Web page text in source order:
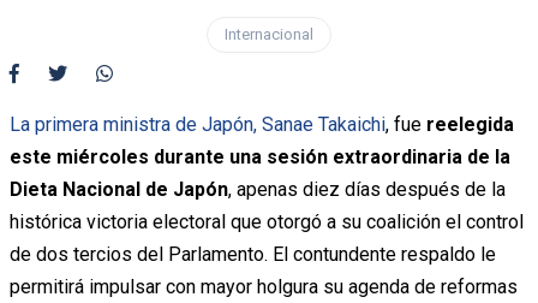
Internacional
La primera ministra de Japón, Sanae Takaichi, fue reelegida
este miércoles durante una sesión extraordinaria de la
Dieta Nacional de Japón, apenas diez días después de la
histórica victoria electoral que otorgó a su coalición el control
de dos tercios del Parlamento. El contundente respaldo le
permitirá impulsar con mayor holgura su agenda de reformas